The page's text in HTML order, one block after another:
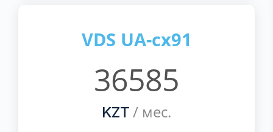
VDS UA-cx91
36585
KZT / мес.